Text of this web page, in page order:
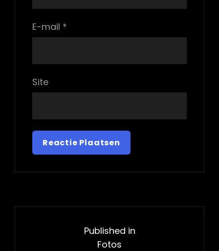
E-mail *
Site
Published in
Fotos